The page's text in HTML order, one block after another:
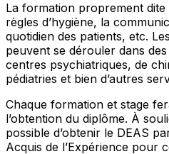
La formation proprement
règles d’hygiène, la
quotidien des patients, etc.
peuvent se dérouler dans
centres psychiatriques, de
pédiatries et bien d’autres
Chaque formation et stage
l’obtention du diplôme. À
possible d’obtenir le DEAS
Acquis de l’Expérience pour